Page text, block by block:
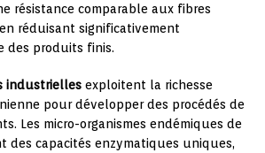
résistance comparable aux fibres
réduisant significativement
des produits finis.
industrielles exploitent la richesse
pour développer des procédés de
Les micro-organismes endémiques de
des capacités enzymatiques uniques,